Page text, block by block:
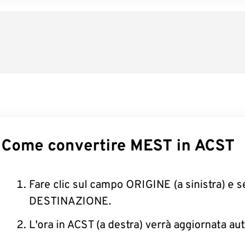
Come convertire MEST in ACST
Fare clic sul campo ORIGINE (a sinistra) e
DESTINAZIONE.
L'ora in ACST (a destra) verrà aggiornata